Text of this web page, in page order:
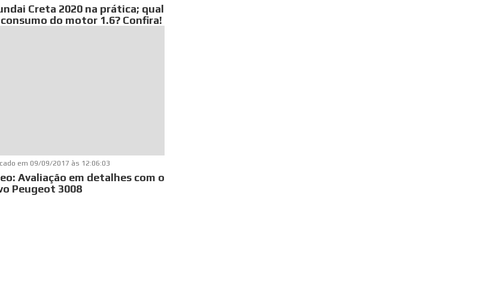
Creta 2020 na prática; qual
consumo do motor 1.6? Confira!
em 09/09/2017 às 12:06:03
Avaliação em detalhes com o
Peugeot 3008